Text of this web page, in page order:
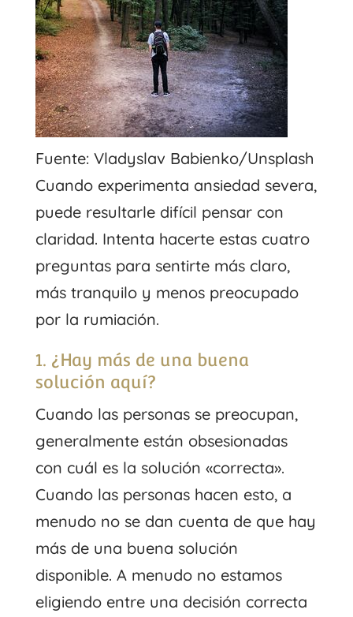
Fuente: Vladyslav Babienko/Unsplash
Cuando experimenta ansiedad severa,
puede resultarle difícil pensar con
claridad. Intenta hacerte estas cuatro
preguntas para sentirte más claro,
más tranquilo y menos preocupado
por la rumiación.
1. ¿Hay más de una buena
solución aquí?
Cuando las personas se preocupan,
generalmente están obsesionadas
con cuál es la solución «correcta».
Cuando las personas hacen esto, a
menudo no se dan cuenta de que hay
más de una buena solución
disponible. A menudo no estamos
eligiendo entre una decisión correcta